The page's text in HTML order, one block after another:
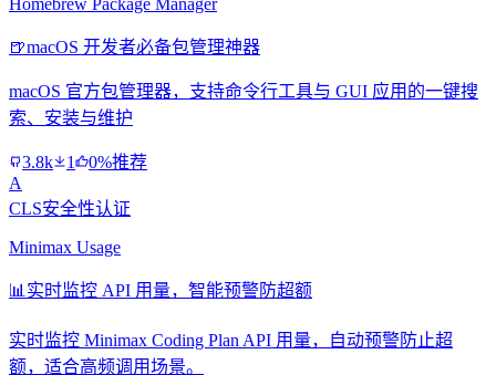
🍺macOS 开发者必备包管理神器
macOS 官方包管理器，支持命令行工具与 GUI 应用的一键搜
索、安装与维护
3.8k 1
0%推荐
A
CLS安全性认证
Minimax Usage
📊 实时监控 API 用量，智能预警防超额
实时监控 Minimax Coding Plan API 用量，自动预警防止超
额，适合高频调用场景。